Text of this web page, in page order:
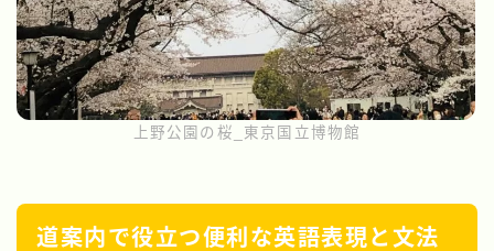
上野公園の桜_東京国立博物館
道案内で役立つ便利な英語表現と文法